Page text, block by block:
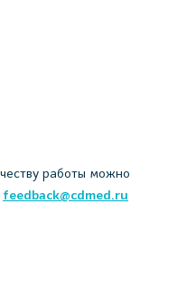
работы можно
feedback@cdmed.ru